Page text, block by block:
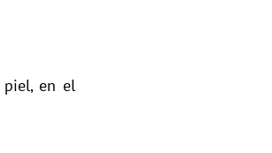
piel, en el